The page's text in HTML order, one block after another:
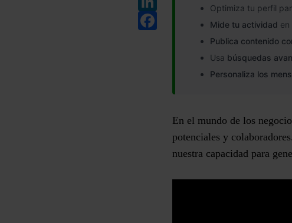
Optimiza tu perfil
Mide tu actividad
Publica contenido
Usa búsquedas
Personaliza los
En el mundo de los
potenciales y
nuestra capacidad para